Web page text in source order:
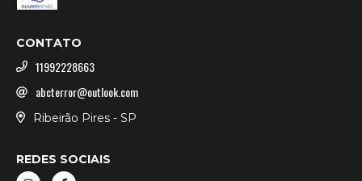
CONTATO
11992228663
abcterror@outlook.com
Ribeirão Pires - SP
REDES SOCIAIS